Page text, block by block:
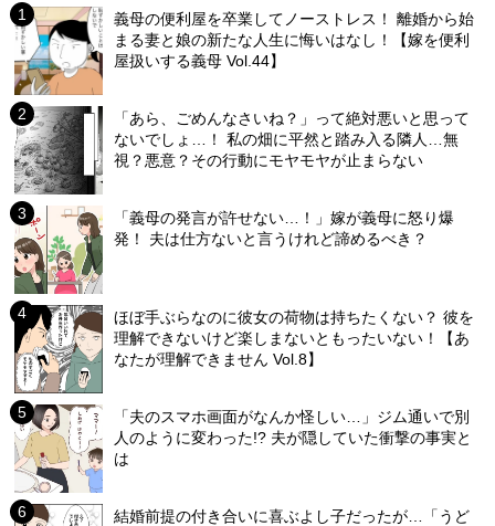
義母の便利屋を卒業してノーストレス！ 離婚から始
まる妻と娘の新たな人生に悔いはなし！【嫁を便利
屋扱いする義母 Vol.44】
「あら、ごめんなさいね？」って絶対悪いと思って
ないでしょ…！ 私の畑に平然と踏み入る隣人…無
視？悪意？その行動にモヤモヤが止まらない
「義母の発言が許せない…！」嫁が義母に怒り爆
発！ 夫は仕方ないと言うけれど諦めるべき？
ほぼ手ぶらなのに彼女の荷物は持ちたくない？ 彼を
理解できないけど楽しまないともったいない！【あ
なたが理解できません Vol.8】
「夫のスマホ画面がなんか怪しい…」ジム通いで別
人のように変わった!? 夫が隠していた衝撃の事実と
は
結婚前提の付き合いに喜ぶよし子だったが…「うど